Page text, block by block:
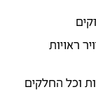
ראויות
וכל החלקים